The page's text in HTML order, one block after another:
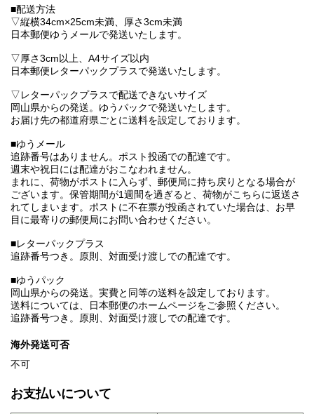
■配送方法
▽縦横34cm×25cm未満、厚さ3cm未満
日本郵便ゆうメールで発送いたします。
▽厚さ3cm以上、A4サイズ以内
日本郵便レターパックプラスで発送いたします。
▽レターパックプラスで配送できないサイズ
岡山県からの発送。ゆうパックで発送いたします。
お届け先の都道府県ごとに送料を設定しております。
■ゆうメール
追跡番号はありません。ポスト投函での配達です。
週末や祝日には配達がおこなわれません。
まれに、荷物がポストに入らず、郵便局に持ち戻りとなる場合が
ございます。保管期間が1週間を過ぎると、荷物がこちらに返送さ
れてしまいます。ポストに不在票が投函されていた場合は、お早
目に最寄りの郵便局にお問い合わせください。
■レターパックプラス
追跡番号つき。原則、対面受け渡しでの配達です。
■ゆうパック
岡山県からの発送。実費と同等の送料を設定しております。
送料については、日本郵便のホームページをご参照ください。
追跡番号つき。原則、対面受け渡しでの配達です。
海外発送可否
不可
お支払いについて